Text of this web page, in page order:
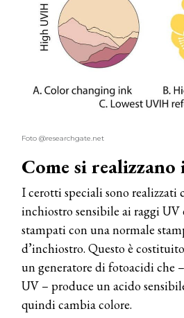
Foto @researchgate.net
Come si
I cerotti speciali sono realizzati
inchiostro sensibile ai raggi UV
stampati con una normale
d’inchiostro. Questo è
un generatore di fotoacidi che
UV – produce un acido
quindi cambia colore.